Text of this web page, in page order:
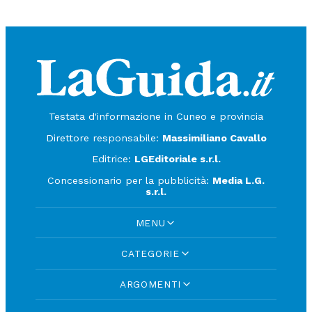
Testata d'informazione in Cuneo e provincia
Direttore responsabile: Massimiliano Cavallo
Editrice: LGEditoriale s.r.l.
Concessionario per la pubblicità: Media L.G.
s.r.l.
MENU
CATEGORIE
ARGOMENTI